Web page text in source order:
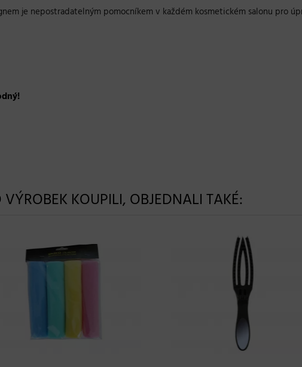
je nepostradatelným pomocníkem v každém kosmetickém salonu pro
KOUPILI, OBJEDNALI TAKÉ: